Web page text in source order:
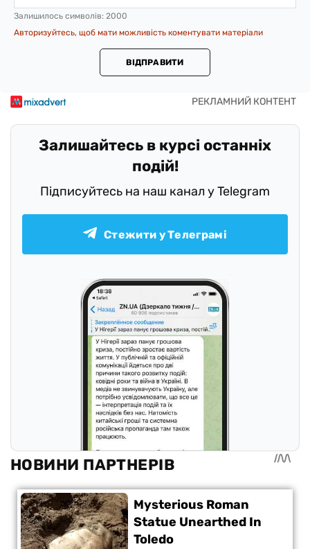
Залишилось символів: 2000
Авторизуйтесь, щоб мати можливість коментувати матеріали
ВІДПРАВИТИ
Залишайтесь в курсі останніх
подій!
Підписуйтесь на наш канал у Telegram
Стежити у Телеграмі